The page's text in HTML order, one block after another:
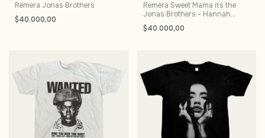
Remera Jonas Brothers
$40.000,00
Remera Sweet Mama its the
Jonas Brothers - Hannah
Montana
$40.000,00